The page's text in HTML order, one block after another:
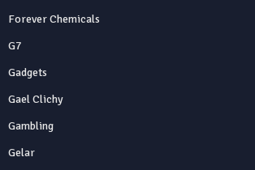
Forever Chemicals
G7
Gadgets
Gael Clichy
Gambling
Gelar